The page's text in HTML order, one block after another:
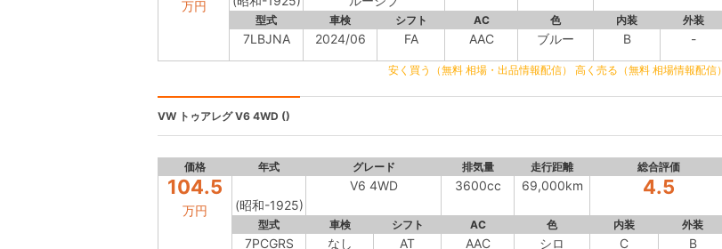
万円
型式 車検 シフト AC 色 内装 外装
7LBJNA 2024/06 FA AAC ブルー B -
安く買う（無料 相場・出品情報配信） 高く売る（無料 相場情報配信）
VW トゥアレグV6 4WD ()
価格 年式 グレード 排気量 走行距離 総合評価
104.5
万円 (昭和-1925)
V6 4WD 3600cc 69,000km 4.5
型式 車検 シフト AC 色 内装 外装
7PCGRS なし AT AAC シロ C B